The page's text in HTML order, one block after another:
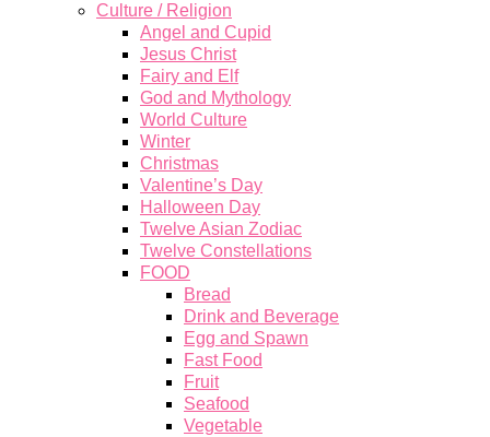
Culture / Religion
Angel and Cupid
Jesus Christ
Fairy and Elf
God and Mythology
World Culture
Winter
Christmas
Valentine’s Day
Halloween Day
Twelve Asian Zodiac
Twelve Constellations
FOOD
Bread
Drink and Beverage
Egg and Spawn
Fast Food
Fruit
Seafood
Vegetable